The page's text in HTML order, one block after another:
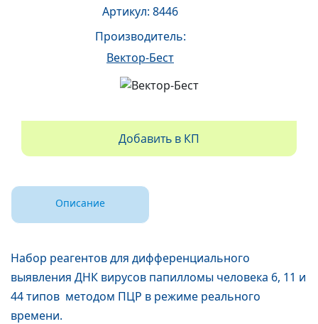
Артикул: 8446
Производитель:
Вектор-Бест
Добавить в КП
Описание
Набор реагентов для дифференциального
выявления ДНК вирусов папилломы человека 6, 11 и
44 типов методом ПЦР в режиме реального
времени.